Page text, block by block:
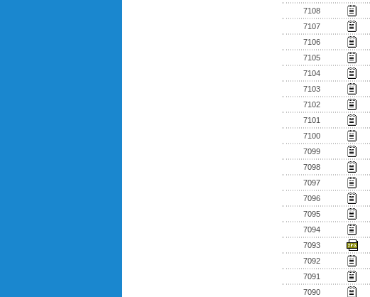
7108
7107
7106
7105
7104
7103
7102
7101
7100
7099
7098
7097
7096
7095
7094
7093
7092
7091
7090